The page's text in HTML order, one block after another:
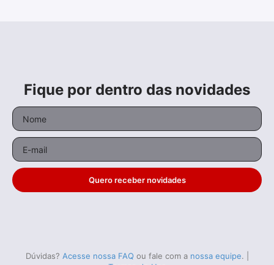
Fique por dentro das novidades
Quero receber novidades
Dúvidas? Acesse nossa FAQ ou fale com a nossa equipe.